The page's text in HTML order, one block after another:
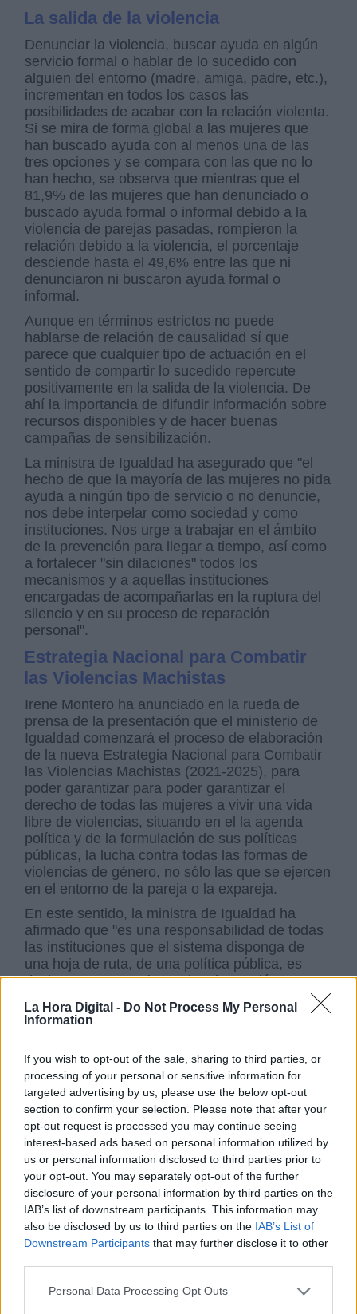
La Hora Digital - Do Not Process My Personal
Information
If you wish to opt-out of the sale, sharing to third parties, or
processing of your personal or sensitive information for
targeted advertising by us, please use the below opt-out
section to confirm your selection. Please note that after your
opt-out request is processed you may continue seeing
interest-based ads based on personal information utilized by
us or personal information disclosed to third parties prior to
your opt-out. You may separately opt-out of the further
disclosure of your personal information by third parties on the
IAB’s list of downstream participants. This information may
also be disclosed by us to third parties on the IAB’s List of
Downstream Participants that may further disclose it to other
Personal Data Processing Opt Outs
La salida de la violencia
Denunciar la violencia, buscar ayuda en algún
servicio formal o hablar de lo sucedido con
alguien del entorno (madre, amiga, padre, etc.),
incrementan en todos los casos las
posibilidades de acabar con la relación violenta.
Si se mira de forma global a las mujeres que
han buscado ayuda con al menos una de las
tres opciones y se compara con las que no lo
han hecho, se observa que mientras que el
81,9% de las mujeres que han denunciado o
buscado ayuda formal o informal debido a la
violencia de parejas pasadas, rompieron la
relación debido a la violencia, el porcentaje
desciende hasta el 49,6% entre las que ni
denunciaron ni buscaron ayuda formal o
informal.
Aunque en términos estrictos no puede
hablarse de relación de causalidad sí que
parece que cualquier tipo de actuación en el
sentido de compartir lo sucedido repercute
positivamente en la salida de la violencia. De
ahí la importancia de difundir información sobre
recursos disponibles y de hacer buenas
campañas de sensibilización.
La ministra de Igualdad ha asegurado que "el
hecho de que la mayoría de las mujeres no pida
ayuda a ningún tipo de servicio o no denuncie,
nos debe interpelar como sociedad y como
instituciones. Nos urge a trabajar en el ámbito
de la prevención para llegar a tiempo, así como
a fortalecer "sin dilaciones" todos los
mecanismos y a aquellas instituciones
encargadas de acompañarlas en la ruptura del
silencio y en su proceso de reparación
personal".
Estrategia Nacional para Combatir
las Violencias Machistas
Irene Montero ha anunciado en la rueda de
prensa de la presentación que el ministerio de
Igualdad comenzará el proceso de elaboración
de la nueva Estrategia Nacional para Combatir
las Violencias Machistas (2021-2025), para
poder garantizar para poder garantizar el
derecho de todas las mujeres a vivir una vida
libre de violencias, situando en el la agenda
política y de la formulación de sus políticas
públicas, la lucha contra todas las formas de
violencias de género, no sólo las que se ejercen
en el entorno de la pareja o la expareja.
En este sentido, la ministra de Igualdad ha
afirmado que "es una responsabilidad de todas
las instituciones que el sistema disponga de
una hoja de ruta, de una política pública, es
decir, esta Estrategia Nacional, que dé una
violencias que se ejercen contra las mujeres;
miedo, a romper el silencio".
Documentos asociados a la noticia:
Principales Resultados Macroencuesta Violencia de
Género.application/pdf
machismo
Violencia contra las mujeres
Violencia de género
Machismo Mata
NOTICIAS RELACIONADAS